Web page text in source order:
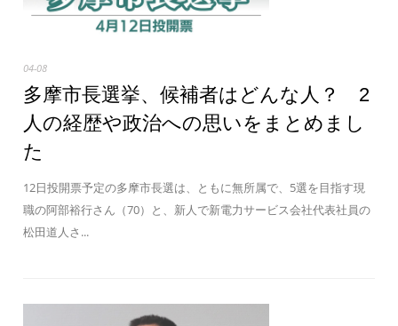
04-08
多摩市長選挙、候補者はどんな人？ 2
人の経歴や政治への思いをまとめまし
た
12日投開票予定の多摩市長選は、ともに無所属で、5選を目指す現
職の阿部裕行さん（70）と、新人で新電力サービス会社代表社員の
松田道人さ...